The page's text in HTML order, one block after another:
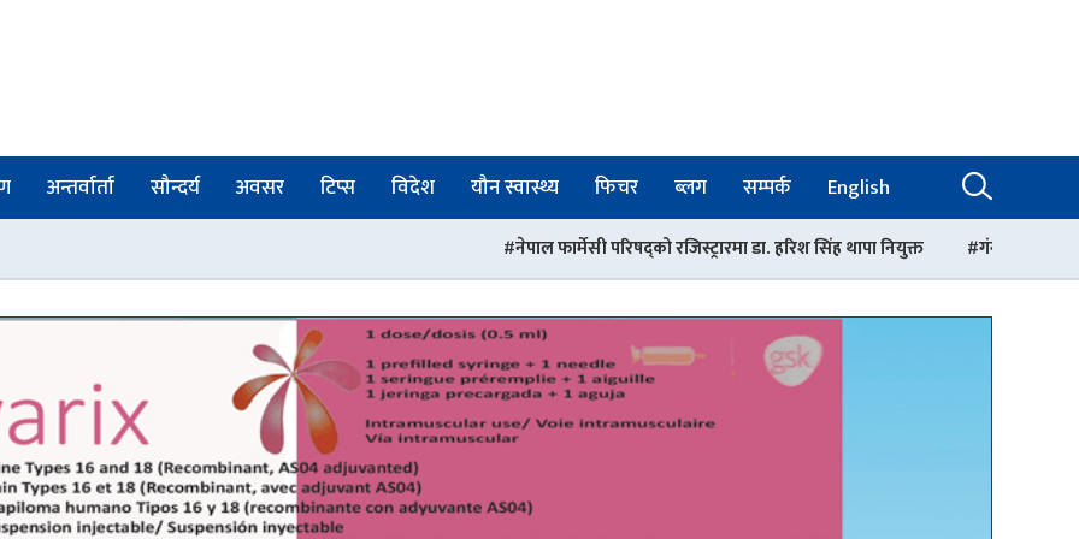
अन्तर्वार्ता सौन्दर्य अवसर टिप्स विदेश यौन स्वास्थ्य फिचर ब्लग सम्पर्क English
नेपाल फार्मेसी परिषद्को रजिस्ट्रारमा डा. हरिश सिंह थापा नियुक्त गंगालाल अस्पतालको निर्देशकमा डा.